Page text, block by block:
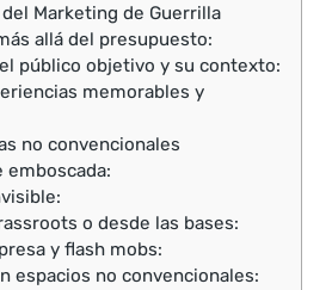
Marketing de Guerrilla
allá del presupuesto:
público objetivo y su contexto:
memorables y
no convencionales
emboscada:
o desde las bases:
y flash mobs:
espacios no convencionales: